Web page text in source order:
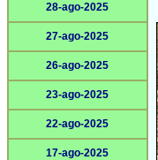
28-ago-2025
27-ago-2025
26-ago-2025
23-ago-2025
22-ago-2025
17-ago-2025